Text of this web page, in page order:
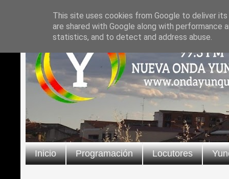
Inicio Programación Locutores
This site uses cookies from Google to deliver
are shared with Google along with
statistics, and to detect and address abuse.